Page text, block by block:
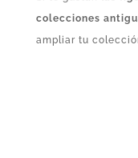
colecciones
ampliar tu